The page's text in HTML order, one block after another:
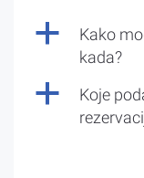
a
Kako
kada?
a
Koje